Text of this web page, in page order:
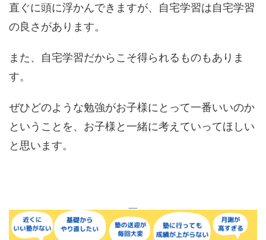
直ぐに頭に浮かんできますが、自宅学習は自宅学習
の良さがあります。
また、自宅学習だからこそ得られるものもありま
す。
ぜひどのような勉強がお子様にとって一番いいのか
ということを、お子様と一緒に考えていってほしい
と思います。